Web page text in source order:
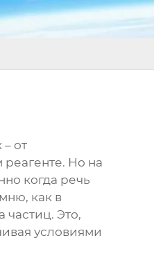
от
Но на
когда речь
как в
частиц. Это,
условиями